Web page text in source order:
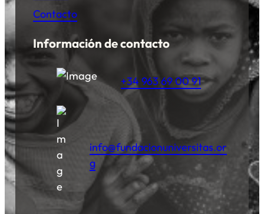
Contacto
Información de contacto
+34 963 69 00 91
info@fundacionuniversitas.or
g